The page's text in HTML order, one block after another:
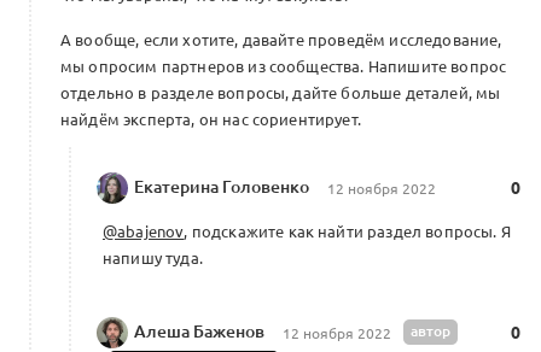
А вообще, если хотите, давайте проведём исследование,
мы опросим партнеров из сообщества. Напишите вопрос
отдельно в разделе вопросы, дайте больше деталей, мы
найдём эксперта, он нас сориентирует.
Екатерина Головенко 12 ноября 2022 0
@abajenov, подскажите как найти раздел вопросы. Я
напишу туда.
Алеша Баженов 12 ноября 2022
автор
0